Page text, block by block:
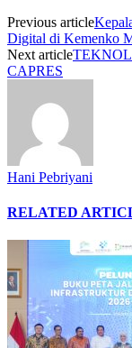
Previous article
Digital di Kemenko
Next article
CAPRES
Hani Pebriyani
RELATED